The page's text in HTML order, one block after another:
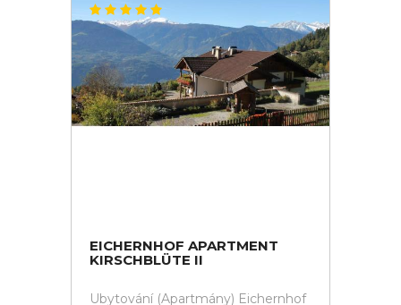
EICHERNHOF APARTMENT
KIRSCHBLÜTE II
Ubytování (Apartmány) Eichernhof